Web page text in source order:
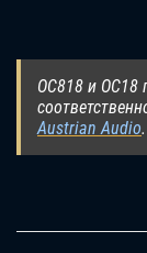
OC818 и
Austrian Audio.